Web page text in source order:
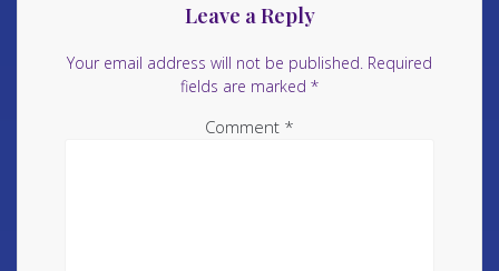
Leave a Reply
Your email address will not be published. Required
fields are marked *
Comment *